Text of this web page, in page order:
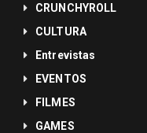
CRUNCHYROLL
CULTURA
Entrevistas
EVENTOS
FILMES
GAMES